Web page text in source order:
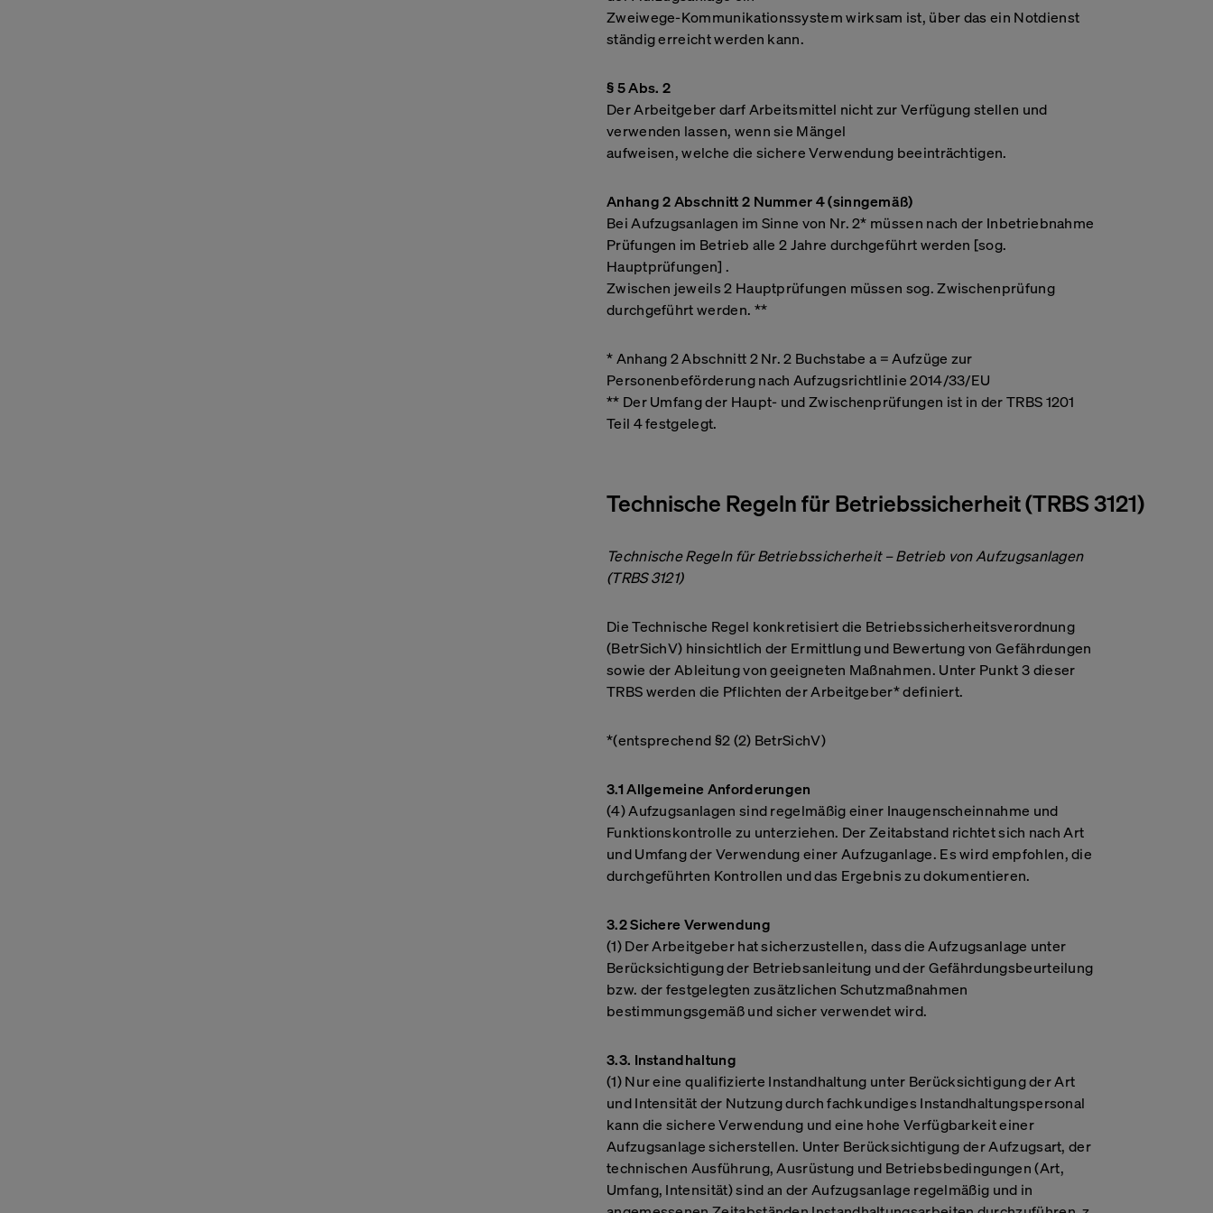
Zweiwege-Kommunikationssystem wirksam ist, über das ein Notdienst
ständig erreicht werden kann.
§ 5 Abs. 2
Der Arbeitgeber darf Arbeitsmittel nicht zur Verfügung stellen und
verwenden lassen, wenn sie Mängel
aufweisen, welche die sichere Verwendung beeinträchtigen.
Anhang 2 Abschnitt 2 Nummer 4 (sinngemäß)
Bei Aufzugsanlagen im Sinne von Nr. 2* müssen nach der Inbetriebnahme
Prüfungen im Betrieb alle 2 Jahre durchgeführt werden [sog.
Hauptprüfungen] .
Zwischen jeweils 2 Hauptprüfungen müssen sog. Zwischenprüfung
durchgeführt werden. **
* Anhang 2 Abschnitt 2 Nr. 2 Buchstabe a = Aufzüge zur
Personenbeförderung nach Aufzugsrichtlinie 2014/33/EU
** Der Umfang der Haupt- und Zwischenprüfungen ist in der TRBS 1201
Teil 4 festgelegt.
Technische Regeln für Betriebssicherheit (TRBS 3121)
Technische Regeln für Betriebssicherheit – Betrieb von Aufzugsanlagen
(TRBS 3121)
Die Technische Regel konkretisiert die Betriebssicherheitsverordnung
(BetrSichV) hinsichtlich der Ermittlung und Bewertung von Gefährdungen
sowie der Ableitung von geeigneten Maßnahmen. Unter Punkt 3 dieser
TRBS werden die Pflichten der Arbeitgeber* definiert.
*(entsprechend §2 (2) BetrSichV)
3.1 Allgemeine Anforderungen
(4) Aufzugsanlagen sind regelmäßig einer Inaugenscheinnahme und
Funktionskontrolle zu unterziehen. Der Zeitabstand richtet sich nach Art
und Umfang der Verwendung einer Aufzuganlage. Es wird empfohlen, die
durchgeführten Kontrollen und das Ergebnis zu dokumentieren.
3.2 Sichere Verwendung
(1) Der Arbeitgeber hat sicherzustellen, dass die Aufzugsanlage unter
Berücksichtigung der Betriebsanleitung und der Gefährdungsbeurteilung
bzw. der festgelegten zusätzlichen Schutzmaßnahmen
bestimmungsgemäß und sicher verwendet wird.
3.3. Instandhaltung
(1) Nur eine qualifizierte Instandhaltung unter Berücksichtigung der Art
und Intensität der Nutzung durch fachkundiges Instandhaltungspersonal
kann die sichere Verwendung und eine hohe Verfügbarkeit einer
Aufzugsanlage sicherstellen. Unter Berücksichtigung der Aufzugsart, der
technischen Ausführung, Ausrüstung und Betriebsbedingungen (Art,
Umfang, Intensität) sind an der Aufzugsanlage regelmäßig und in
nicht direkt identifiziert. Dadurch kann Ihnen aber ein personalisierteres
Web-Erlebnis geboten werden. Da wir Ihr Recht auf Datenschutz
respektieren, können Sie sich entscheiden, bestimmte Arten von
Kategorieüberschriften, um mehr zu erfahren und unsere
Standardeinstellungen zu ändern. Die Blockierung bestimmter Arten
von Cookies kann jedoch zu einer beeinträchtigten Erfahrung mit der
von uns zur Verfügung gestellten Website und Dienste führen.
Hubspot